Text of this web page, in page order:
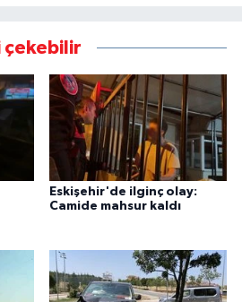
çekebilir
Eskişehir'de ilginç olay:
Camide mahsur kaldı